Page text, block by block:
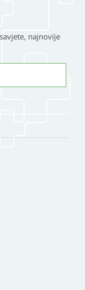
najnovije